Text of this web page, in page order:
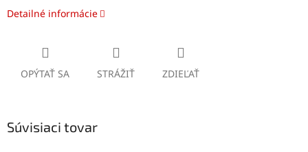
Detailné informácie
OPÝTAŤ SA STRÁŽIŤ ZDIEĽAŤ
Súvisiaci tovar